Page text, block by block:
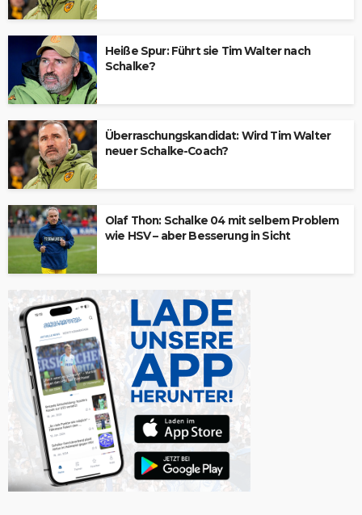
Heiße Spur: Führt sie Tim Walter nach
Schalke?
Überraschungskandidat: Wird Tim Walter
neuer Schalke-Coach?
Olaf Thon: Schalke 04 mit selbem Problem
wie HSV – aber Besserung in Sicht